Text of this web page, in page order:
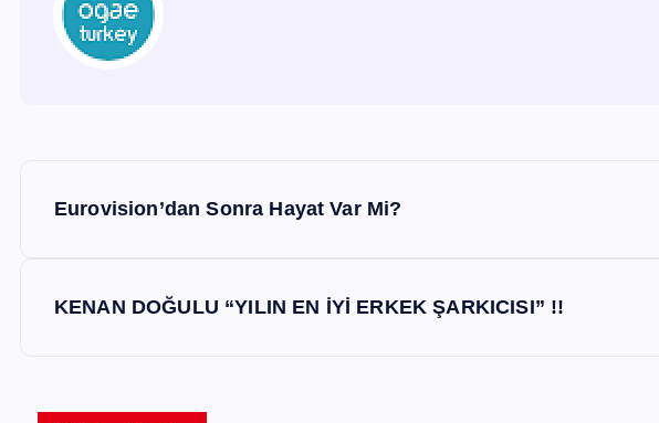
Eurovision’dan Sonra Hayat Var Mi?
KENAN DOĞULU “YILIN EN İYİ ERKEK ŞARKICISI” !!